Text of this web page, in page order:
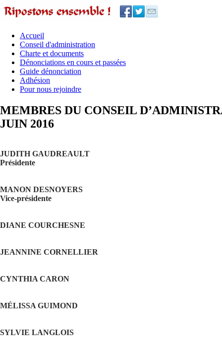
Accueil
Conseil d'administration
Charte et documents
Dénonciations en cours et passées
Guide dénonciation
Adhésion
Pour nous rejoindre
MEMBRES DU CONSEIL
JUIN 2016
JUDITH GAUDREAULT
Présidente
MANON DESNOYERS
Vice-présidente
DIANE COURCHESNE
JEANNINE CORNELLIER
CYNTHIA CARON
MÉLISSA GUIMOND
SYLVIE LANGLOIS